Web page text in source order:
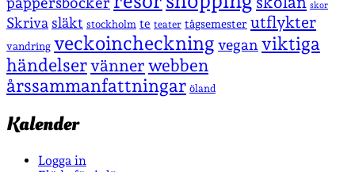
skor
Skriva släkt stockholm te teater tågsemester utflykter
vandring veckoincheckning vegan viktiga
händelservänner webben
årssammanfattningar öland
Kalender
Logga in